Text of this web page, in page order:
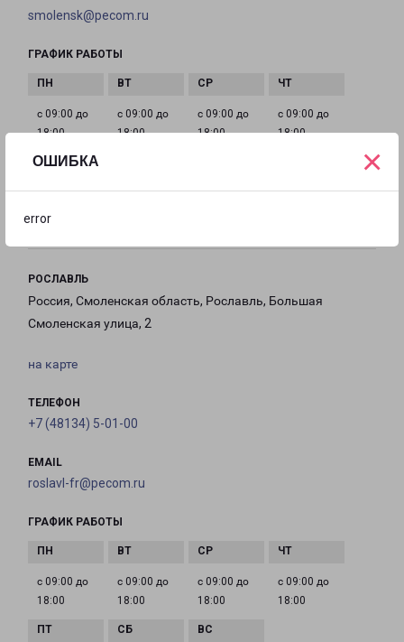
ОШИБКА
error
×
smolensk@pecom.ru
ГРАФИК РАБОТЫ
с 09:00 до
18:00
с 09:00 до
18:00
с 09:00 до
18:00
с 09:00 до
18:00
с 09:00 до
с 10:00 до
Выходной
РОСЛАВЛЬ
Россия, Смоленская область, Рославль, Большая
Смоленская улица, 2
на карте
ТЕЛЕФОН
+7 (48134) 5-01-00
EMAIL
roslavl-fr@pecom.ru
ГРАФИК РАБОТЫ
с 09:00 до
18:00
с 09:00 до
18:00
с 09:00 до
18:00
с 09:00 до
18:00